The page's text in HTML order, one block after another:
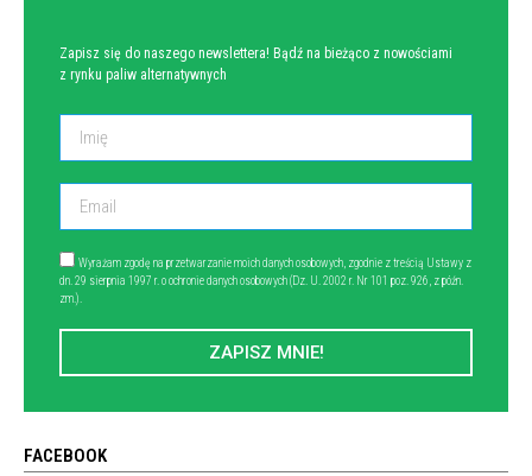
Zapisz się do naszego newslettera! Bądź na bieżąco z nowościami
z rynku paliw alternatywnych
Wyrażam zgodę na przetwarzanie moich danych osobowych, zgodnie z treścią Ustawy z
dn. 29 sierpnia 1997 r. o ochronie danych osobowych (Dz. U. 2002 r. Nr 101 poz. 926, z późn.
zm.).
ZAPISZ MNIE!
FACEBOOK